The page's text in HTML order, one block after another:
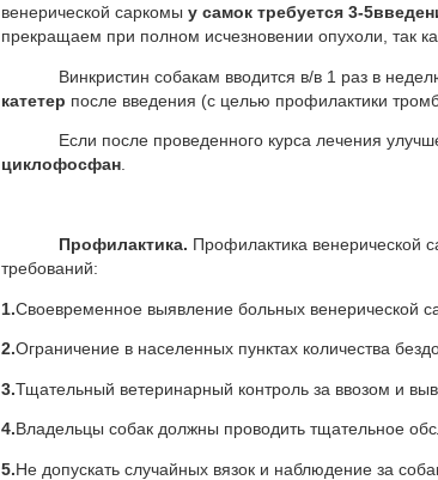
венерической саркомы у самок требуется 3-
прекращаем при полном исчезновении опухоли, так
Винкристин собакам вводится в/в 1 раз в
катетер после введения (с целью профилактики
Если после проведенного курса лечения
циклофосфан.
Профилактика. Профилактика венерической
требований:
1.Своевременное выявление больных венерической
2.Ограничение в населенных пунктах количества
3.Тщательный ветеринарный контроль за ввозом и
4. Владельцы собак должны проводить тщательное
5. Не допускать случайных вязок и наблюдение за